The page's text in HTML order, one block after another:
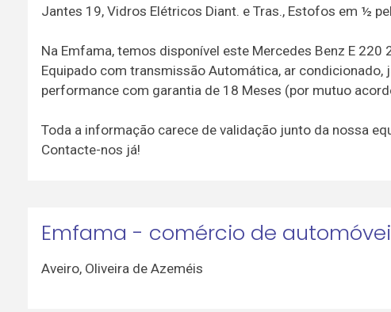
Jantes 19, Vidros Elétricos Diant. e Tras., Estofos em ½
Na Emfama, temos disponível este Mercedes Benz E
Equipado com transmissão Automática, ar
performance com garantia de 18 Meses (por mutuo
Toda a informação carece de validação junto da nossa
Contacte-nos já!
Emfama - comércio de
Aveiro, Oliveira de Azeméis